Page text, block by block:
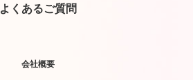
よくあるご質問
会社概要